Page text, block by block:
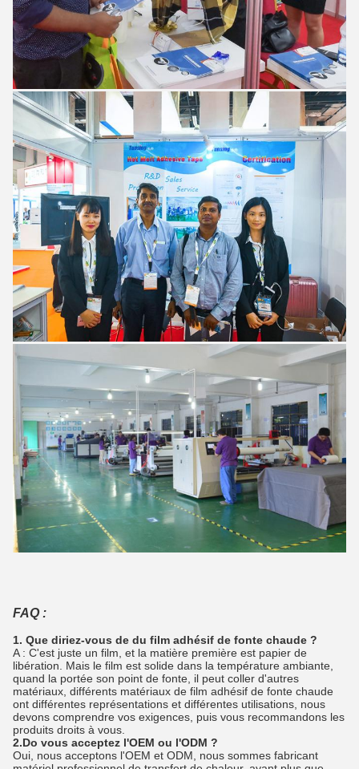
FAQ :
1. Que diriez-vous de du film adhésif de fonte chaude ?
A : C'est juste un film, et la matière première est papier de
libération. Mais le film est solide dans la température ambiante,
quand la portée son point de fonte, il peut coller d'autres
matériaux, différents matériaux de film adhésif de fonte chaude
ont différentes représentations et différentes utilisations, nous
devons comprendre vos exigences, puis vous recommandons les
produits droits à vous.
2.Do vous acceptez l'OEM ou l'ODM ?
Oui, nous acceptons l'OEM et ODM, nous sommes fabricant